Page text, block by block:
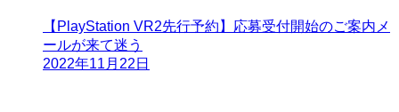
【PlayStation VR2先行予約】応募受付開始のご案内メ
ールが来て迷う
2022年11月22日